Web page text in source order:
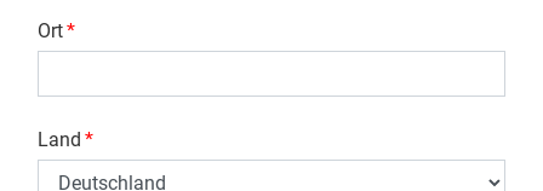
Ort*
Land *